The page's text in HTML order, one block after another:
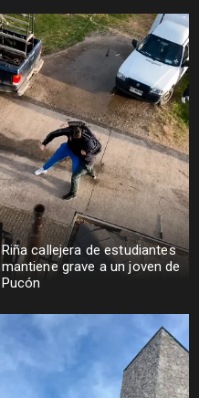
Riña callejera de estudiantes
mantiene grave a un joven de
Pucón